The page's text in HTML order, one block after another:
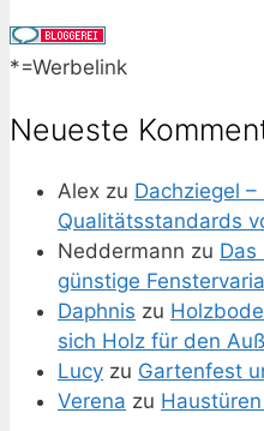
*=Werbelink
Neueste
Alex zu Dachziegel
Qualitätsstandards
Neddermann zu Das
günstige
Daphnis zu
sich Holz für den
Lucy zu Gartenfest
Verena zu